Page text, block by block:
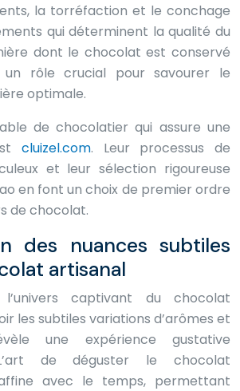
la torréfaction et le conchage
qui déterminent la qualité du
dont le chocolat est conservé
un rôle crucial pour savourer le
optimale.
de chocolatier qui assure une
cluizel.com. Leur processus de
et leur sélection rigoureuse
en font un choix de premier ordre
de chocolat.
des nuances subtiles
artisanal
captivant du chocolat
les subtiles variations d’arômes et
une expérience gustative
de déguster le chocolat
avec le temps, permettant